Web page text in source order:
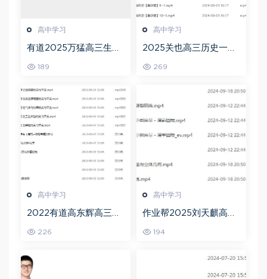
高中学习
有道2025万猛高三生物
教程
189
高中学习
2025关也高三历史一轮
教程
269
高中学习
2022有道高东辉高三化
频教程+讲义+点睛班
226
高中学习
作业帮2025刘天麒高二
194